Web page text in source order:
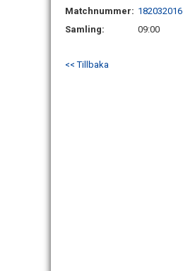
Matchnummer: 182032016
Samling:
09:00
<< Tillbaka